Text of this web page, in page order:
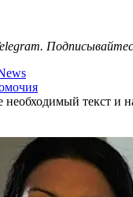
текст и